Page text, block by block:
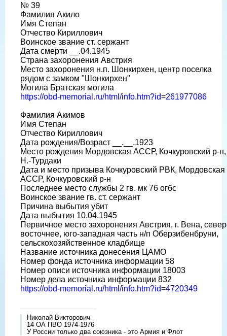
№ 39
Фамилия Акило
Имя Степан
Отчество Кириллович
Воинское звание ст. сержант
Дата смерти __.04.1945
Страна захоронения Австрия
Место захоронения н.п. Шонкирхен, центр поселка
рядом с замком "Шонкирхен"
Могила Братская могила
https://obd-memorial.ru/html/info.htm?id=261977086
Фамилия Акимов
Имя Степан
Отчество Кириллович
Дата рождения/Возраст __.__.1923
Место рождения Мордовская АССР, Кочкуровский р-н,
Н.-Турдаки
Дата и место призыва Кочкуровский РВК, Мордовская
АССР, Кочкуровский р-н
Последнее место службы 2 гв. мк 76 огбс
Воинское звание гв. ст. сержант
Причина выбытия убит
Дата выбытия 10.04.1945
Первичное место захоронения Австрия, г. Вена,
восточнее, юго-западная часть н/п Оберзибенбруни,
сельскохозяйственное кладбище
Название источника донесения ЦАМО
Номер фонда источника информации 58
Номер описи источника информации 18003
Номер дела источника информации 832
https://obd-memorial.ru/html/info.htm?id=4720349
Николай Викторович
14 ОА ПВО 1974-1976
У России только два союзника - это Армия и Флот